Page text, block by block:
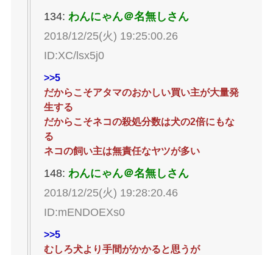
134: わんにゃん＠名無しさん
2018/12/25(火) 19:25:00.26
ID:XC/lsx5j0
>>5
だからこそアタマのおかしい買い主が大量発
生する
だからこそネコの殺処分数は犬の2倍にもな
る
ネコの飼い主は無責任なヤツが多い
148: わんにゃん＠名無しさん
2018/12/25(火) 19:28:20.46
ID:mENDOEXs0
>>5
むしろ犬より手間がかかると思うが